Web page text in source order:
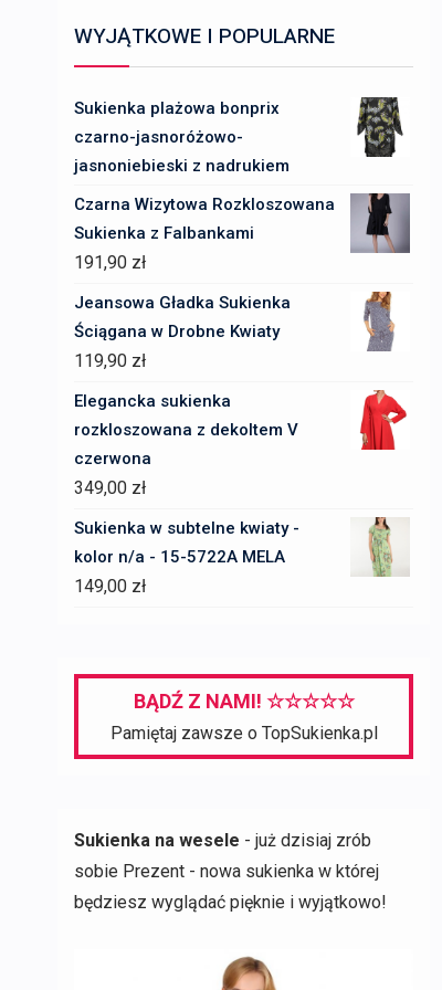
WYJĄTKOWE I POPULARNE
Sukienka plażowa bonprix
czarno-jasnoróżowo-
jasnoniebieski z nadrukiem
Czarna Wizytowa Rozkloszowana
Sukienka z Falbankami
191,90 zł
Jeansowa Gładka Sukienka
Ściągana w Drobne Kwiaty
119,90 zł
Elegancka sukienka
rozkloszowana z dekoltem V
czerwona
349,00 zł
Sukienka w subtelne kwiaty -
kolor n/a - 15-5722A MELA
149,00 zł
BĄDŹ Z NAMI! ☆☆☆☆☆
Pamiętaj zawsze o TopSukienka.pl
Sukienka na wesele - już dzisiaj zrób
sobie Prezent - nowa sukienka w której
będziesz wyglądać pięknie i wyjątkowo!